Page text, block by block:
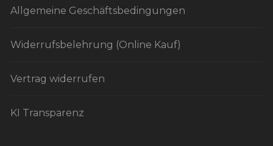
Allgemeine Geschäftsbedingungen
Widerrufsbelehrung (Online Kauf)
Vertrag widerrufen
KI Transparenz